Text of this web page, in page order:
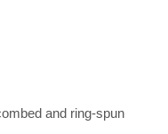
and ring-spun